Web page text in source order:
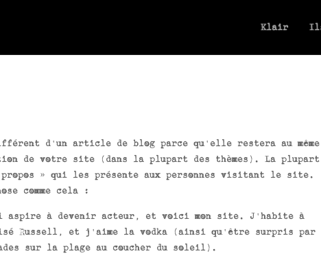
Klair
d’un article de blog parce qu’elle restera au même
de votre site (dans la plupart des thèmes). La plupart
À propos » qui les présente aux personnes visitant le site.
comme cela :
aspire à devenir acteur, et voici mon site. J’habite à
Russell, et j’aime la vodka (ainsi qu’être surpris par
sur la plage au coucher du soleil).